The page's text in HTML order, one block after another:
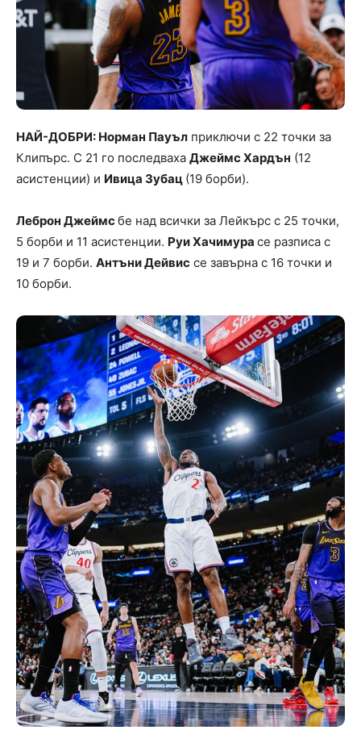
НАЙ-ДОБРИ: Норман Пауъл приключи с 22 точки за
Клипърс. С 21 го последваха Джеймс Хардън (12
асистенции) и Ивица Зубац (19 борби).
Леброн Джеймсбе над всички за Лейкърс с 25 точки,
5 борби и 11 асистенции. Руи Хачимура се разписа с
19 и 7 борби. Антъни Дейвис се завърна с 16 точки и
10 борби.